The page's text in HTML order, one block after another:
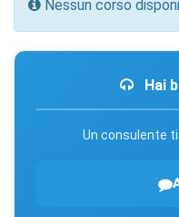
Nessun corso
Hai
Un consulente